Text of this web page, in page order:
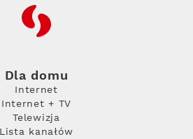
RFC
Dla domu
Internet
Internet + TV
Telewizja
Lista kanałów